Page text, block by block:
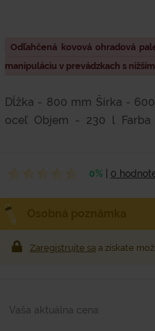
Odľahčená kovová ohradová
manipuláciu v prevádzkach s
Dĺžka - 800 mm Šírka -
oceľ Objem - 230 l
0% 0
Zaregistrujte sa a získate
Vaša aktuálna cena